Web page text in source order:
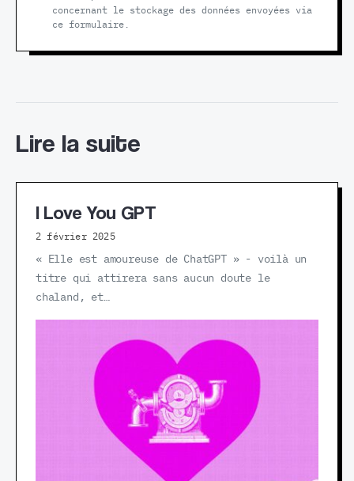
concernant le stockage des données envoyées via
ce formulaire.
Lire la suite
I Love You GPT
2 février 2025
« Elle est amoureuse de ChatGPT » - voilà un
titre qui attirera sans aucun doute le
chaland, et…